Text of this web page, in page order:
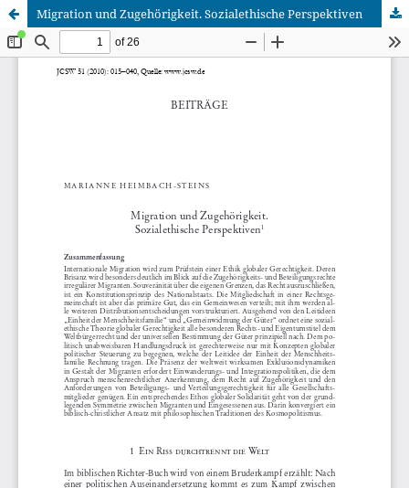
Migration und Zugehörigkeit. Sozialethische Perspektiven